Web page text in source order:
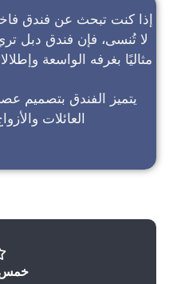
إذا كنت تبحث عن فندق
لا تُنسى، فإن فندق دبل
مثاليًا بغرفه الواسعة
يتميز الفندق بتصميم
العائلات
خمس